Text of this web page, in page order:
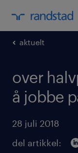
aktuelt
over
å jobbe
28 juli 2018
del artikkel: